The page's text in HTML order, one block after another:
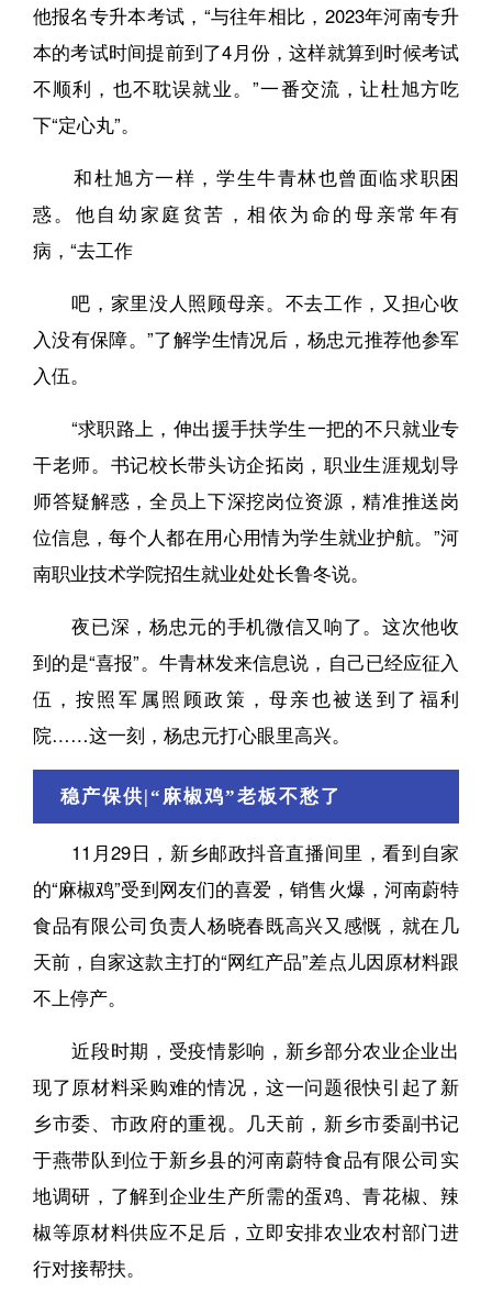
他报名专升本考试，“与往年相比，2023年河南专升
本的考试时间提前到了4月份，这样就算到时候考试
不顺利，也不耽误就业。”一番交流，让杜旭方吃
下“定心丸”。
和杜旭方一样，学生牛青林也曾面临求职困
惑。他自幼家庭贫苦，相依为命的母亲常年有
病，“去工作
吧，家里没人照顾母亲。不去工作，又担心收
入没有保障。”了解学生情况后，杨忠元推荐他参军
入伍。
“求职路上，伸出援手扶学生一把的不只就业专
干老师。书记校长带头访企拓岗，职业生涯规划导
师答疑解惑，全员上下深挖岗位资源，精准推送岗
位信息，每个人都在用心用情为学生就业护航。”河
南职业技术学院招生就业处处长鲁冬说。
夜已深，杨忠元的手机微信又响了。这次他收
到的是“喜报”。牛青林发来信息说，自己已经应征入
伍，按照军属照顾政策，母亲也被送到了福利
院……这一刻，杨忠元打心眼里高兴。
稳产保供|“麻椒鸡”老板不愁了
11月29日，新乡邮政抖音直播间里，看到自家
的“麻椒鸡”受到网友们的喜爱，销售火爆，河南蔚特
食品有限公司负责人杨晓春既高兴又感慨，就在几
天前，自家这款主打的“网红产品”差点儿因原材料跟
不上停产。
近段时期，受疫情影响，新乡部分农业企业出
现了原材料采购难的情况，这一问题很快引起了新
乡市委、市政府的重视。几天前，新乡市委副书记
于燕带队到位于新乡县的河南蔚特食品有限公司实
地调研，了解到企业生产所需的蛋鸡、青花椒、辣
椒等原材料供应不足后，立即安排农业农村部门进
行对接帮扶。